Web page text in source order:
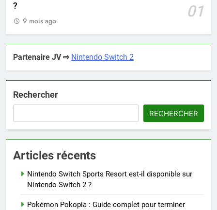
?
01
9 mois ago
Partenaire JV ⇨ Nintendo Switch 2
Rechercher
RECHERCHER
Articles récents
Nintendo Switch Sports Resort est-il disponible sur
Nintendo Switch 2 ?
Pokémon Pokopia : Guide complet pour terminer